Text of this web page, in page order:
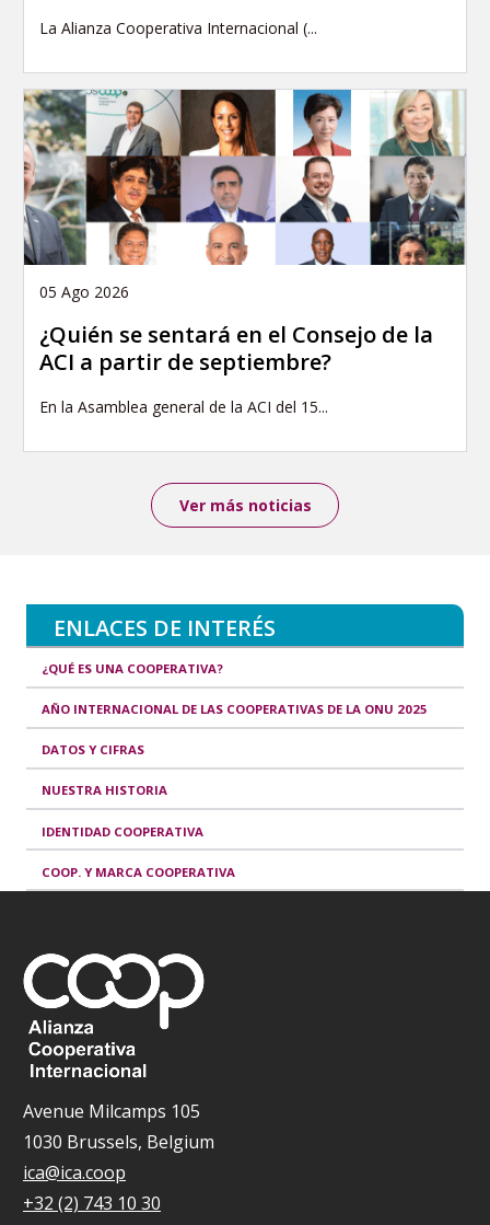
La Alianza Cooperativa Internacional (...
05 Ago 2026
¿Quién se sentará en el Consejo de la
ACI a partir de septiembre?
En la Asamblea general de la ACI del 15...
Ver más noticias
ENLACES DE INTERÉS
¿QUÉ ES UNA COOPERATIVA?
AÑO INTERNACIONAL DE LAS COOPERATIVAS DE LA ONU 2025
DATOS Y CIFRAS
NUESTRA HISTORIA
IDENTIDAD COOPERATIVA
COOP. Y MARCA COOPERATIVA
Avenue Milcamps 105
1030 Brussels, Belgium
ica@ica.coop
+32 (2) 743 10 30